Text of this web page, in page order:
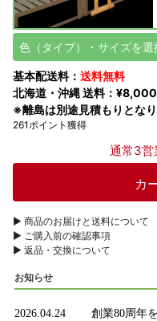
基本配送料： 送料無料
北海道・沖縄 送料：
※離島は別途見積もりとなり
261ポイント獲得
通常3営
▶︎ 商品のお届けと送料について
▶︎ ご購入前の確認事項
▶︎ 返品・交換について
お知らせ
2026.04.24 創業80周年